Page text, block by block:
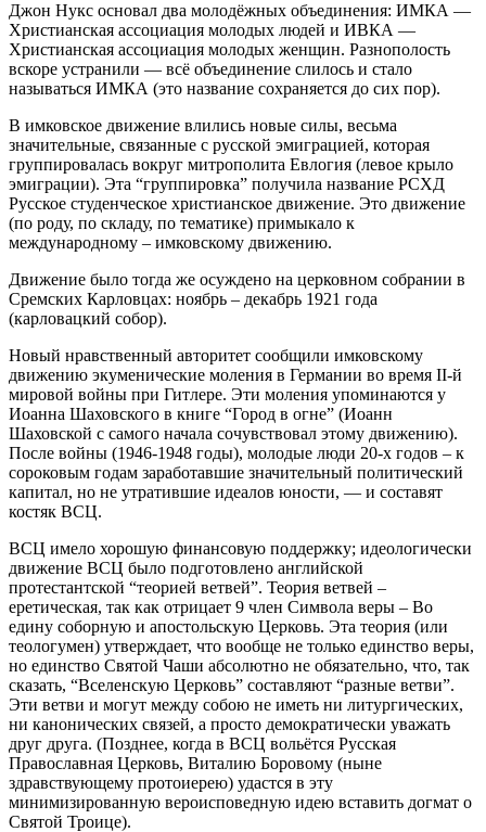
Джон Нукс основал два молодёжных объединения: ИМКА —
Христианская ассоциация молодых людей и ИВКА —
Христианская ассоциация молодых женщин. Разнополость
вскоре устранили — всё объединение слилось и стало
называться ИМКА (это название сохраняется до сих пор).
В имковское движение влились новые силы, весьма
значительные, связанные с русской эмиграцией, которая
группировалась вокруг митрополита Евлогия (левое крыло
эмиграции). Эта “группировка” получила название РСХД
Русское студенческое христианское движение. Это движение
(по роду, по складу, по тематике) примыкало к
международному – имковскому движению.
Движение было тогда же осуждено на церковном собрании в
Сремских Карловцах: ноябрь – декабрь 1921 года
(карловацкий собор).
Новый нравственный авторитет сообщили имковскому
движению экуменические моления в Германии во время II‑й
мировой войны при Гитлере. Эти моления упоминаются у
Иоанна Шаховского в книге “Город в огне” (Иоанн
Шаховской с самого начала сочувствовал этому движению).
После войны (1946-1948 годы), молодые люди 20‑х годов – к
сороковым годам заработавшие значительный политический
капитал, но не утратившие идеалов юности, — и составят
костяк ВСЦ.
ВСЦ имело хорошую финансовую поддержку; идеологически
движение ВСЦ было подготовлено английской
протестантской “теорией ветвей”. Теория ветвей –
еретическая, так как отрицает 9 член Символа веры – Во
едину соборную и апостольскую Церковь. Эта теория (или
теологумен) утверждает, что вообще не только единство веры,
но единство Святой Чаши абсолютно не обязательно, что, так
сказать, “Вселенскую Церковь” составляют “разные ветви”.
Эти ветви и могут между собою не иметь ни литургических,
ни канонических связей, а просто демократически уважать
друг друга. (Позднее, когда в ВСЦ вольётся Русская
Православная Церковь, Виталию Боровому (ныне
здравствующему протоиерею) удастся в эту
минимизированную вероисповедную идею вставить догмат о
Святой Троице).